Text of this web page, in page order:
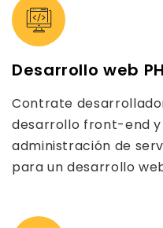
Desarrollo web
Contrate
desarrollo front-end
administración de
para un desarrollo